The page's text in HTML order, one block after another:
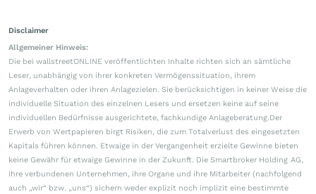
Disclaimer
Allgemeiner Hinweis:
Die bei wallstreetONLINE veröffentlichten Inhalte richten sich an sämtliche
Leser, unabhängig von ihrer konkreten Vermögenssituation, ihrem
Anlageverhalten oder ihren Anlagezielen. Sie berücksichtigen in keiner Weise die
individuelle Situation des einzelnen Lesers und ersetzen keine auf seine
individuellen Bedürfnisse ausgerichtete, fachkundige Anlageberatung.Der
Erwerb von Wertpapieren birgt Risiken, die zum Totalverlust des eingesetzten
Kapitals führen können. Etwaige in der Vergangenheit erzielte Gewinne bieten
keine Gewähr für etwaige Gewinne in der Zukunft. Die Smartbroker Holding AG,
ihre verbundenen Unternehmen, ihre Organe und ihre Mitarbeiter (nachfolgend
auch „wir“ bzw. „uns“) sichern weder explizit noch implizit eine bestimmte